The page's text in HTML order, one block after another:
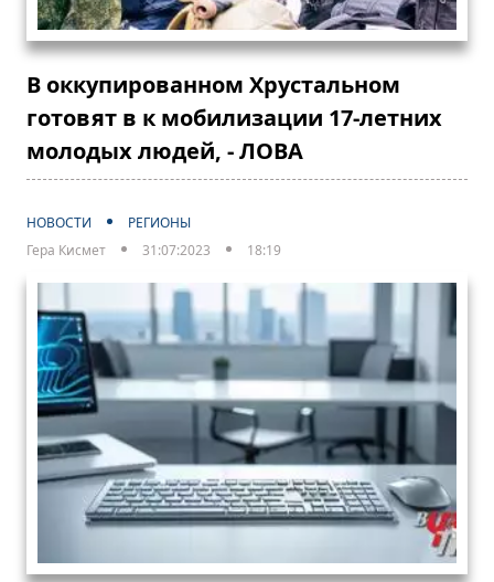
В оккупированном Хрустальном
готовят в к мобилизации 17-летних
молодых людей, - ЛОВА
НОВОСТИ
РЕГИОНЫ
Гера Кисмет
31:07:2023 18:19